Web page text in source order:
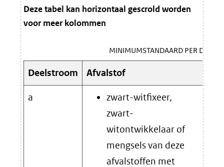
Deze tabel kan horizontaal gescrold worden
voor meer kolommen
MINIMUMSTANDAARD PER
Deelstroom Afvalstof
a
zwart-witfixeer,
zwart-
witontwikkelaar of
mengsels van deze
afvalstoffen met